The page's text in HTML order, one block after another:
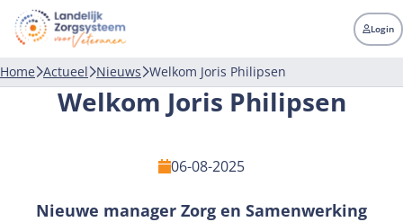
Landelijk
zorgsysteem
voor
veteranen
Login
Home Actueel Nieuws Welkom Joris Philipsen
Welkom Joris Philipsen
06-08-2025
Nieuwe manager Zorg en Samenwerking